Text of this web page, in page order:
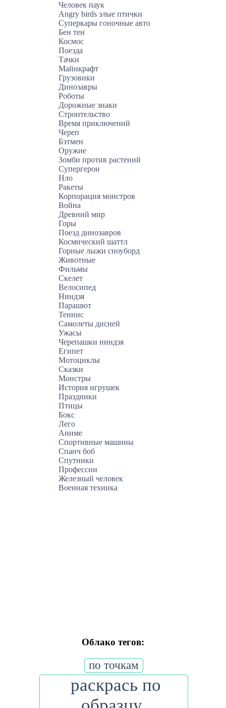
Человек паук
Angry birds злые птички
Суперкары гоночные авто
Бен тен
Космос
Поезда
Тачки
Майнкрафт
Грузовики
Динозавры
Роботы
Дорожные знаки
Строительство
Время приключений
Череп
Бэтмен
Оружие
Зомби против растений
Супергерои
Нло
Ракеты
Корпорация монстров
Война
Древний мир
Горы
Поезд динозавров
Космический шаттл
Горные лыжи сноуборд
Животные
Фильмы
Скелет
Велосипед
Ниндзя
Парашют
Теннис
Самолеты дисней
Ужасы
Черепашки ниндзя
Египет
Мотоциклы
Сказки
Монстры
История игрушек
Праздники
Птицы
Бокс
Лего
Аниме
Спортивные машины
Спанч боб
Спутники
Профессии
Железный человек
Военная техника
Облако тегов:
по точкам
раскрась по